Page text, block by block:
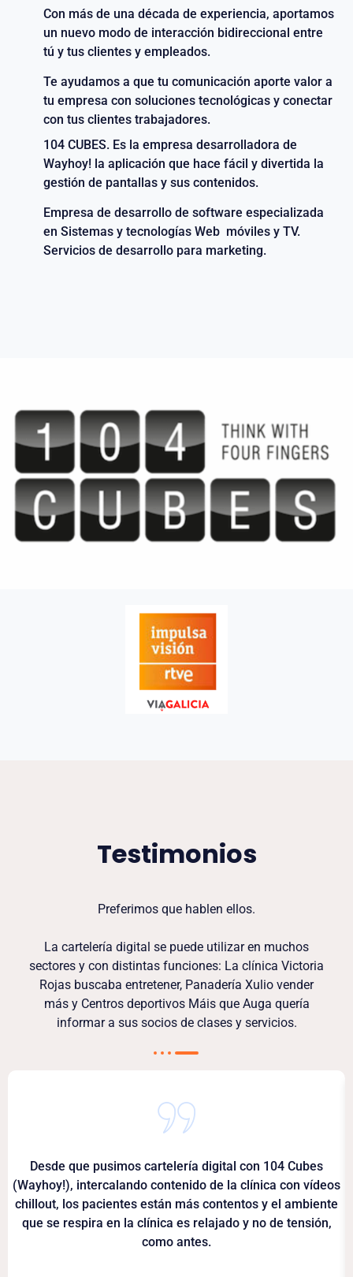
Con más de una década de experiencia, aportamos
un nuevo modo de interacción bidireccional entre
tú y tus clientes y empleados.
Te ayudamos a que tu comunicación aporte valor a
tu empresa con soluciones tecnológicas y conectar
con tus clientes trabajadores.
104 CUBES. Es la empresa desarrolladora de
Wayhoy! la aplicación que hace fácil y divertida la
gestión de pantallas y sus contenidos.
Empresa de desarrollo de software especializada
en Sistemas y tecnologías Web móviles y TV.
Servicios de desarrollo para marketing.
Testimonios
Preferimos que hablen ellos.
La cartelería digital se puede utilizar en muchos
sectores y con distintas funciones: La clínica Victoria
Rojas buscaba entretener, Panadería Xulio vender
más y Centros deportivos Máis que Auga quería
informar a sus socios de clases y servicios.
Desde que pusimos cartelería digital con 104 Cubes
(Wayhoy!), intercalando contenido de la clínica con vídeos
chillout, los pacientes están más contentos y el ambiente
que se respira en la clínica es relajado y no de tensión,
como antes.